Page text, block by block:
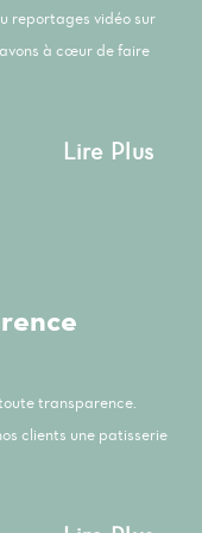
reportages vidéo sur
à cœur de faire
Lire Plus
transparence.
clients une patisserie